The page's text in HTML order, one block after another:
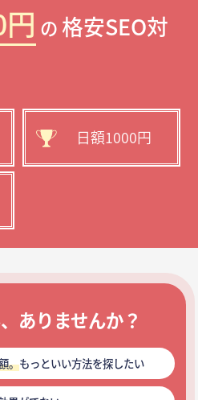
の 格安SEO対
日額1000円
ありませんか？
。もっといい方法を探したい